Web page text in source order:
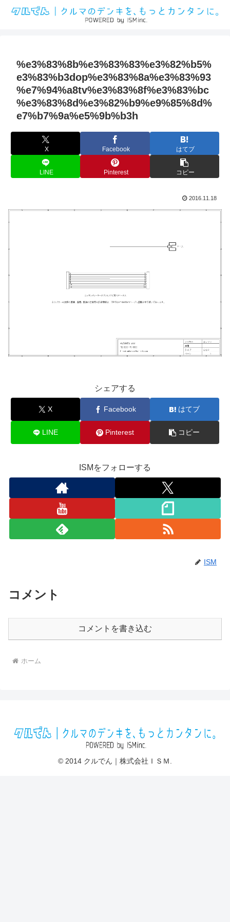
%e3%83%8b%e3%83%83%e3%82%b5%
e3%83%b3dop%e3%83%8a%e3%83%93
%e7%94%a8tv%e3%83%8f%e3%83%bc
%e3%83%8d%e3%82%b9%e9%85%8d%
e7%b7%9a%e5%9b%b3h
X Facebook はてブ
LINE Pinterest コピー
2016.11.18
シェアする
X Facebook はてブ
LINE Pinterest コピー
ISMをフォローする
ISM
コメント
コメントを書き込む
ホーム
© 2014 クルでん｜株式会社ＩＳＭ.